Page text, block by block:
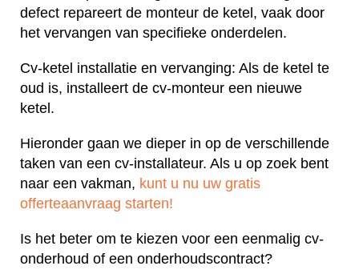
defect repareert de monteur de ketel, vaak door
het vervangen van specifieke onderdelen.
Cv-ketel installatie en vervanging: Als de ketel te
oud is, installeert de cv-monteur een nieuwe
ketel.
Hieronder gaan we dieper in op de verschillende
taken van een cv-installateur. Als u op zoek bent
naar een vakman, kunt u nu uw gratis
offerteaanvraag starten!
Is het beter om te kiezen voor een eenmalig cv-
onderhoud of een onderhoudscontract?